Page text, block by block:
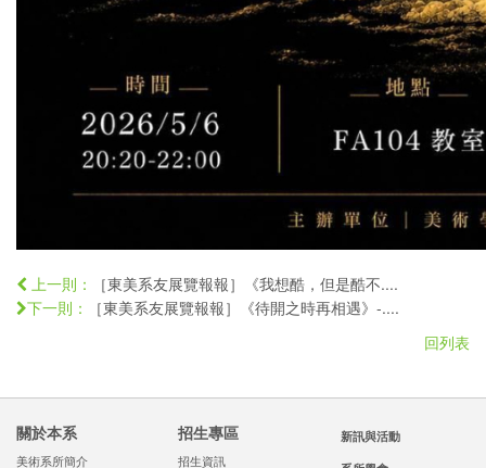
上一則： ［東美系友展覽報報］《我想酷，但是酷不....
下一則：
［東美系友展覽報報］《待開之時再相遇》-....
回列表
關於本系
美術系所簡介
招生專區
招生資訊
新訊與活動